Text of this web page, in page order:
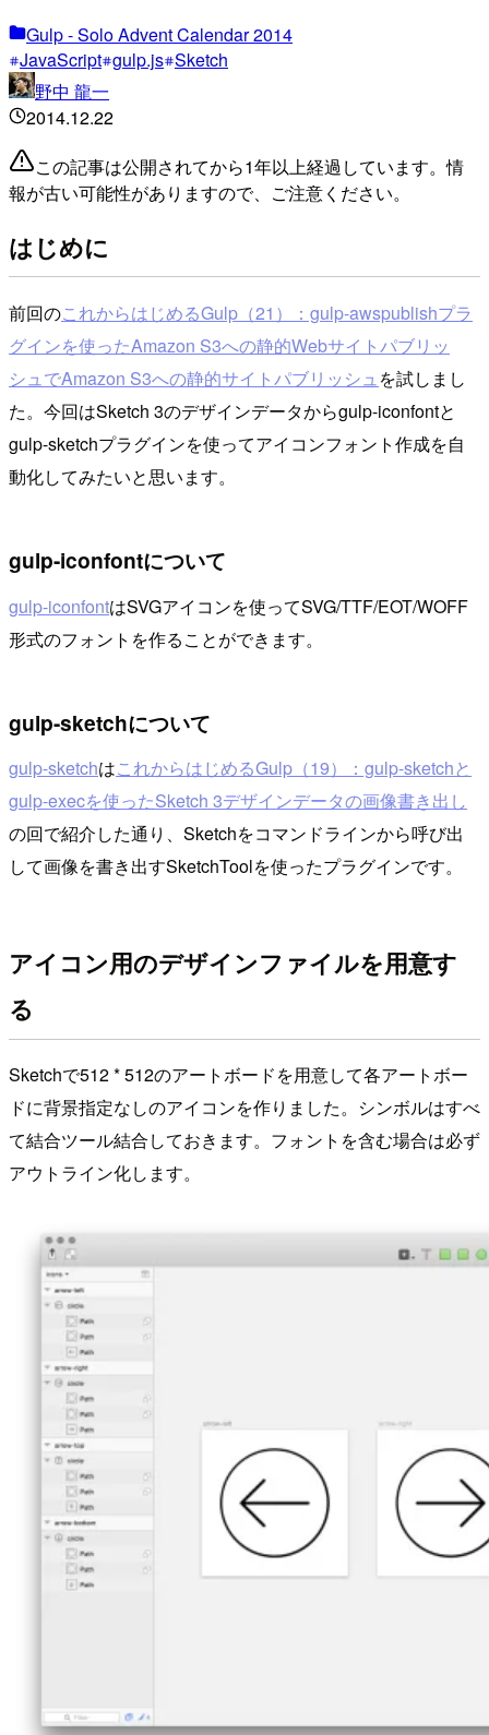
Gulp - Solo Advent Calendar 2014
JavaScript gulp.js Sketch
野中 龍一
2014.12.22
この記事は公開されてから1年以上経過しています。情
報が古い可能性がありますので、ご注意ください。
はじめに
前回のこれからはじめるGulp（21）：gulp-awspublishプラ
グインを使ったAmazon S3への静的Webサイトパブリッ
シュでAmazon S3への静的サイトパブリッシュを試しまし
た。今回はSketch 3のデザインデータからgulp-iconfontと
gulp-sketchプラグインを使ってアイコンフォント作成を自
動化してみたいと思います。
gulp-iconfontについて
gulp-iconfontはSVGアイコンを使ってSVG/TTF/EOT/WOFF
形式のフォントを作ることができます。
gulp-sketchについて
gulp-sketchはこれからはじめるGulp（19）：gulp-sketchと
gulp-execを使ったSketch 3デザインデータの画像書き出し
の回で紹介した通り、Sketchをコマンドラインから呼び出
して画像を書き出すSketchToolを使ったプラグインです。
アイコン用のデザインファイルを用意す
る
Sketchで512 * 512のアートボードを用意して各アートボー
ドに背景指定なしのアイコンを作りました。シンボルはすべ
て結合ツール結合しておきます。フォントを含む場合は必ず
アウトライン化します。